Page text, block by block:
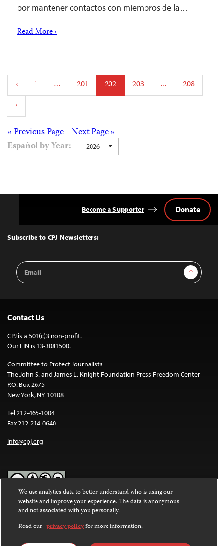
por mantener contactos con miembros de la…
Read More ›
Posts
pagination
‹ 1 … 201 202 203 …
208
›
Posts
navigation
Next Page »
« Previous Page
Español by Year:
2026
Top
Subscribe to CPJ Newsletters:
Email
Address
Sign Up
Become a Supporter Donate
Contact Us
CPJ is a 501(c)3 non-profit.
Our EIN is 13-3081500.
Committee to Protect Journalists
The John S. and James L. Knight Foundation Press Freedom Center
P.O. Box 2675
New York, NY 10108
Tel 212-465-1004
Fax 212-214-0640
info@cpj.org
Except where noted, text on this website is licensed under a
Commons Attribution-NonCommercial-NoDerivatives 4.0
International License.
Images and other media are not covered by the Creative Commons
We use analytics data to better understand who is using our
website and improve your experience. The data is anonymous
and not associated with you personally.
Read our privacy policyfor more information.